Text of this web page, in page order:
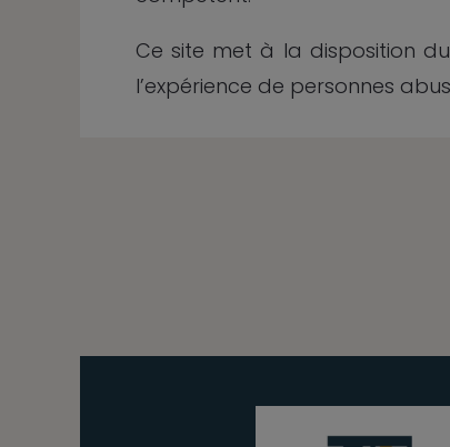
Ce site met à la disposition
l’expérience de personnes